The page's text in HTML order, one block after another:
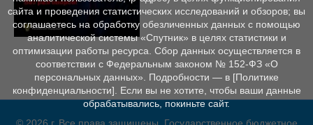
сайта и проведения статистических исследований и обзоров; вы
соглашаетесь на обработку обезличенных данных с помощью
аналитической системы «Спутник» в целях статистики и
оптимизации работы ресурса. Сбор данных осуществляется в
соответствии с Федеральным законом № 152‑ФЗ «О
персональных данных». Подробности — в [Политике
конфиденциальности]. Если вы не хотите, чтобы ваши данные
обрабатывались, покиньте сайт.